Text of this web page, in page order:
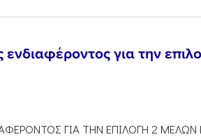
για την
ΓΙΑ ΤΗΝ ΕΠΙΛΟΓΗ 2 ΜΕΛΩΝ